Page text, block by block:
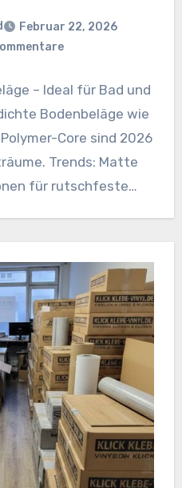
Februar 22, 2026
– Ideal für Bad und
Bodenbeläge wie
Core sind 2026
Trends: Matte
für rutschfeste…